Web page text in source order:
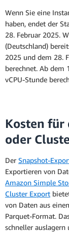
Wenn Sie eine
haben, endet der
28. Februar 2025.
(Deutschland)
2025 und dem 28.
berechnet. Ab dem
vCPU-Stunde
Kosten für
oder
Der Snapshot-
Exportieren von
Amazon Simple
Cluster Export
von Daten aus
Parquet-Format.
schneller